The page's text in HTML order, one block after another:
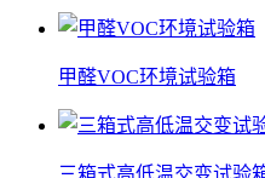
甲醛VOC环境试验箱